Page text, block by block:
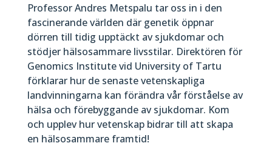
Professor Andres Metspalu tar oss in i den
fascinerande världen där genetik öppnar
dörren till tidig upptäckt av sjukdomar och
stödjer hälsosammare livsstilar. Direktören för
Genomics Institute vid University of Tartu
förklarar hur de senaste vetenskapliga
landvinningarna kan förändra vår förståelse av
hälsa och förebyggande av sjukdomar. Kom
och upplev hur vetenskap bidrar till att skapa
en hälsosammare framtid!